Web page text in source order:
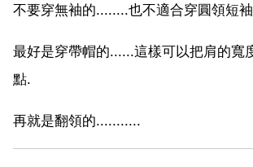
不要穿無袖的........也不適合穿圓領短
最好是穿帶帽的......這樣可以把肩的寬
點.
再就是翻領的...........